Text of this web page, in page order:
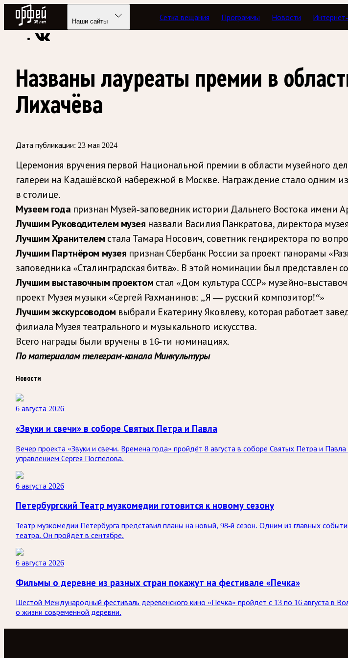
Радио Орфей
Наши сайты Сетка вещания Программы Новости
Радио классической музыки «Орфей» Новости
Названы лауреаты премии в
Лихачёва
Дата публикации: 23 мая 2024
Церемония вручения первой Национальной премии в области музейного
галереи на Кадашёвской набережной в Москве. Награждение стало одним
в столице.
Музеем года признан Музей-заповедник истории Дальнего Востока имени
Лучшим Руководителем музея назвали Василия Панкратова, директора
Лучшим Хранителем стала Тамара Носович, советник гендиректора по
Лучшим Партнёром музея признан Сбербанк России за проект панорамы
заповедника «Сталинградская битва». В этой номинации был
Лучшим выставочным проектом стал «Дом культура СССР» музейно-
проект Музея музыки «Сергей Рахманинов: „Я — русский композитор!“»
Лучшим экскурсоводом выбрали Екатерину Яковлеву, которая работает
филиала Музея театрального и музыкального искусства.
Всего награды были вручены в 16-ти номинациях.
По материалам телеграм-канала Минкультуры
Новости
6 августа 2026
«Звуки и свечи» в соборе Святых Петра и Павла
Вечер проекта «Звуки и свечи. Времена года» пройдёт 8 августа в соборе Святых Петра и
управлением Сергея Поспелова.
6 августа 2026
Петербургский Театр музкомедии готовится к новому сезону
Театр музкомедии Петербурга представил планы на новый, 98-й сезон. Одним из главных
театра. Он пройдёт в сентябре.
6 августа 2026
Фильмы о деревне из разных стран покажут на фестивале «Печка»
Шестой Международный фестиваль деревенского кино «Печка» пройдёт с 13 по 16 августа в
о жизни современной деревни.